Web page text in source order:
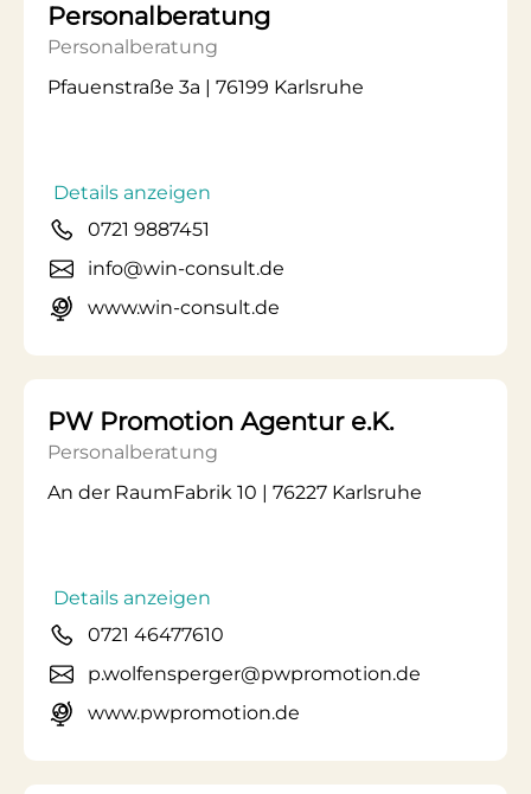
Personalberatung
Personalberatung
Pfauenstraße 3a | 76199 Karlsruhe
Details anzeigen
0721 9887451
info@win-consult.de
www.win-consult.de
PW Promotion Agentur e.K.
Personalberatung
An der RaumFabrik 10 | 76227 Karlsruhe
Details anzeigen
0721 46477610
p.wolfensperger@pwpromotion.de
www.pwpromotion.de